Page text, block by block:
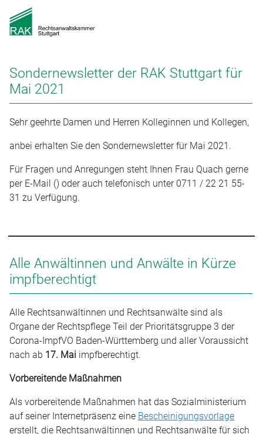
Sondernewsletter der RAK Stuttgart für
Mai 2021
Sehr geehrte Damen und Herren Kolleginnen und Kollegen,
anbei erhalten Sie den Sondernewsletter für Mai 2021.
Für Fragen und Anregungen steht Ihnen Frau Quach gerne
per E-Mail () oder auch telefonisch unter 0711 / 22 21 55-
31 zu Verfügung.
Alle Anwältinnen und Anwälte in Kürze
impfberechtigt
Alle Rechtsanwältinnen und Rechtsanwälte sind als
Organe der Rechtspflege Teil der Prioritätsgruppe 3 der
Corona-ImpfVO Baden-Württemberg und aller Voraussicht
nach ab 17. Mai impfberechtigt.
Vorbereitende Maßnahmen
Als vorbereitende Maßnahmen hat das Sozialministerium
auf seiner Internetpräsenz eine Bescheinigungsvorlage
erstellt, die Rechtsanwältinnen und Rechtsanwälte für sich